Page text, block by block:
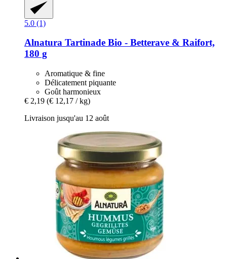
5.0 (1)
Alnatura Tartinade Bio -​ Betterave & Raifort,
180 g
Aromatique & fine
Délicatement piquante
Goût harmonieux
€ 2,19 (€ 12,17 / kg)
Livraison jusqu'au 12 août